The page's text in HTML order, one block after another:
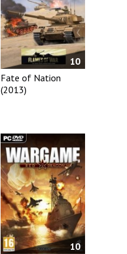
10
Fate of Nation
(2013)
10